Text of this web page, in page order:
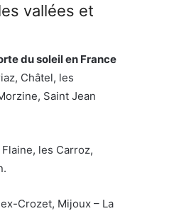
vallées et
du soleil en France
Châtel, les
Saint Jean
Flaine, les Carroz,
Crozet, Mijoux – La